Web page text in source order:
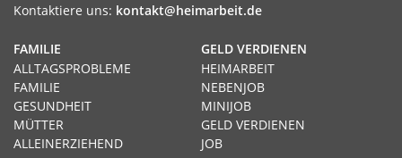
Kontaktiere uns: kontakt@heimarbeit.de
GELD VERDIENEN
HEIMARBEIT
NEBENJOB
MINIJOB
GELD VERDIENEN
JOB
FAMILIE
ALLTAGSPROBLEME
FAMILIE
GESUNDHEIT
MÜTTER
ALLEINERZIEHEND